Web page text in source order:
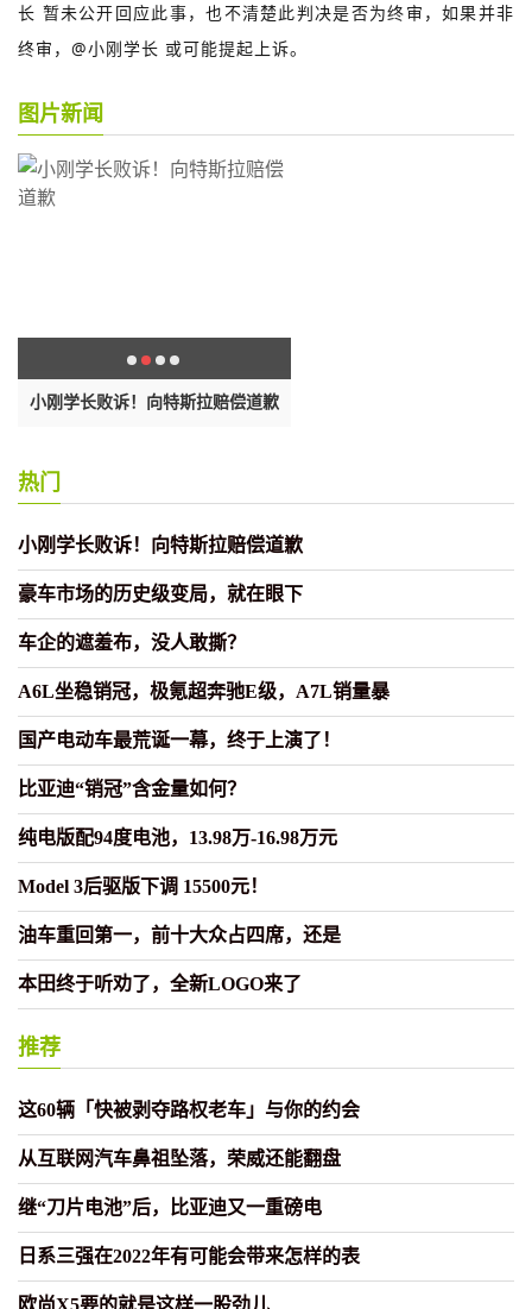
长 暂未公开回应此事，也不清楚此判决是否为终审，如果并非
终审，@小刚学长 或可能提起上诉。
图片新闻
小刚学长败诉！向特斯拉赔偿道歉
热门
小刚学长败诉！向特斯拉赔偿道歉
豪车市场的历史级变局，就在眼下
车企的遮羞布，没人敢撕？
A6L坐稳销冠，极氪超奔驰E级，A7L销量暴
国产电动车最荒诞一幕，终于上演了！
比亚迪“销冠”含金量如何？
纯电版配94度电池，13.98万-16.98万元
Model 3后驱版下调 15500元！
油车重回第一，前十大众占四席，还是
本田终于听劝了，全新LOGO来了
推荐
这60辆「快被剥夺路权老车」与你的约会
从互联网汽车鼻祖坠落，荣威还能翻盘
继“刀片电池”后，比亚迪又一重磅电
日系三强在2022年有可能会带来怎样的表
欧尚X5要的就是这样一股劲儿